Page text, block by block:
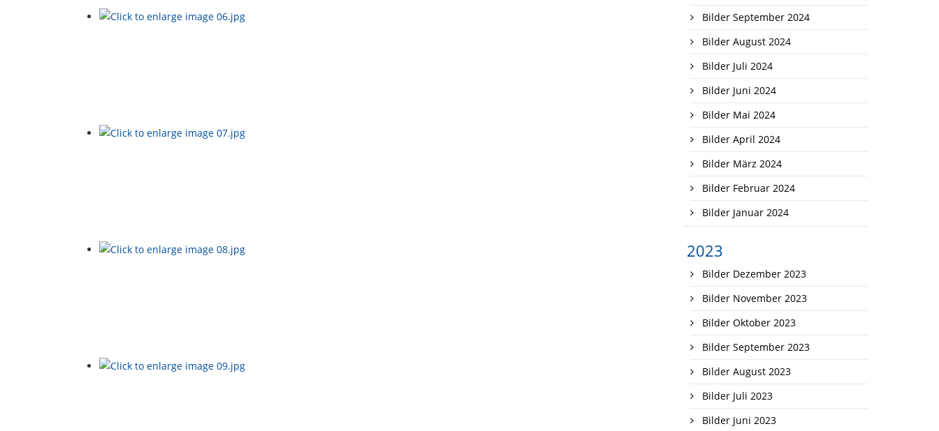
Bilder September 2024
Bilder August 2024
Bilder Juli 2024
Bilder Juni 2024
Bilder Mai 2024
Bilder April 2024
Bilder März 2024
Bilder Februar 2024
Bilder Januar 2024
2023
Bilder Dezember 2023
Bilder November 2023
Bilder Oktober 2023
Bilder September 2023
Bilder August 2023
Bilder Juli 2023
Bilder Juni 2023